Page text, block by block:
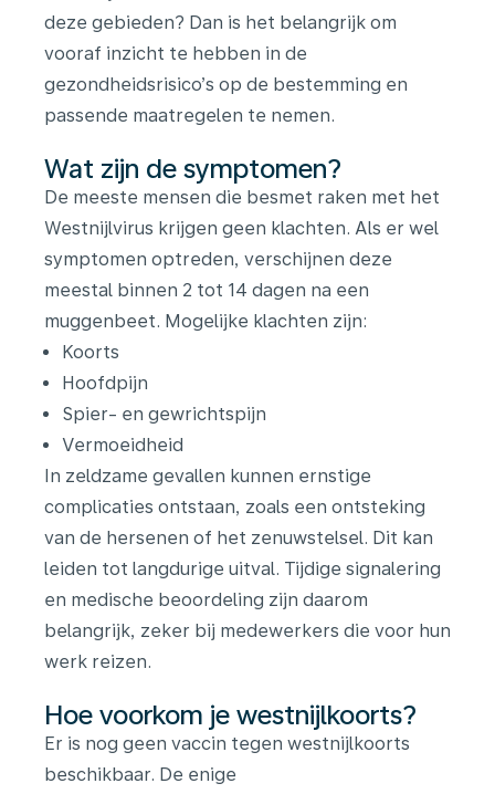
deze gebieden? Dan is het belangrijk om
vooraf inzicht te hebben in de
gezondheidsrisico’s op de bestemming en
passende maatregelen te nemen.
Wat zijn de symptomen?
De meeste mensen die besmet raken met het
Westnijlvirus krijgen geen klachten. Als er wel
symptomen optreden, verschijnen deze
meestal binnen 2 tot 14 dagen na een
muggenbeet. Mogelijke klachten zijn:
Koorts
Hoofdpijn
Spier- en gewrichtspijn
Vermoeidheid
In zeldzame gevallen kunnen ernstige
complicaties ontstaan, zoals een ontsteking
van de hersenen of het zenuwstelsel. Dit kan
leiden tot langdurige uitval. Tijdige signalering
en medische beoordeling zijn daarom
belangrijk, zeker bij medewerkers die voor hun
werk reizen.
Hoe voorkom je westnijlkoorts?
Er is nog geen vaccin tegen westnijlkoorts
beschikbaar. De enige